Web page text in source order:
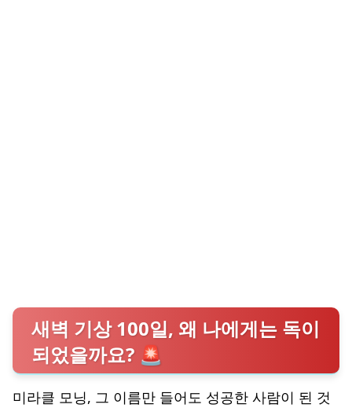
새벽 기상 100일, 왜 나에게는 독이
되었을까요? 🚨
미라클 모닝, 그 이름만 들어도 성공한 사람이 된 것